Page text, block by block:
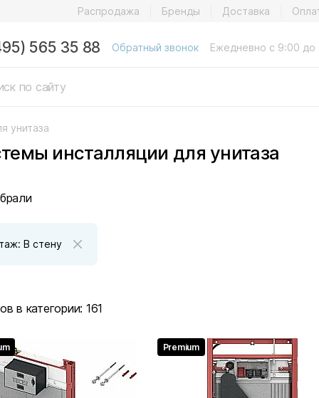
Распродажа Бренды Доставка
565 35 88 Обратный звонок Ежедневно с 9:00 до
унитаза
инсталляции для унитаза
В стену
в категории: 161
Premium